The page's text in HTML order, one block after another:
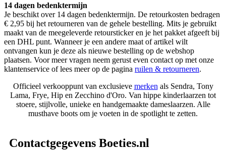
14 dagen bedenktermijn
Je beschikt over 14 dagen bedenktermijn. De retourkosten bedragen
€ 2,95 bij het retourneren van de gehele bestelling. Mits je gebruikt
maakt van de meegeleverde retoursticker en je het pakket afgeeft bij
een DHL punt. Wanneer je een andere maat of artikel wilt
ontvangen kun je deze als nieuwe bestelling op de webshop
plaatsen. Voor meer vragen neem gerust even contact op met onze
klantenservice of lees meer op de pagina ruilen & retourneren.
Officieel verkooppunt van exclusieve merken als Sendra, Tony
Lama, Frye, Hip en Zecchino d'Oro. Van hippe kinderlaarzen tot
stoere, stijlvolle, unieke en handgemaakte dameslaarzen. Alle
musthave boots om je voeten in de spotlight te zetten.
Contactgegevens Boeties.nl